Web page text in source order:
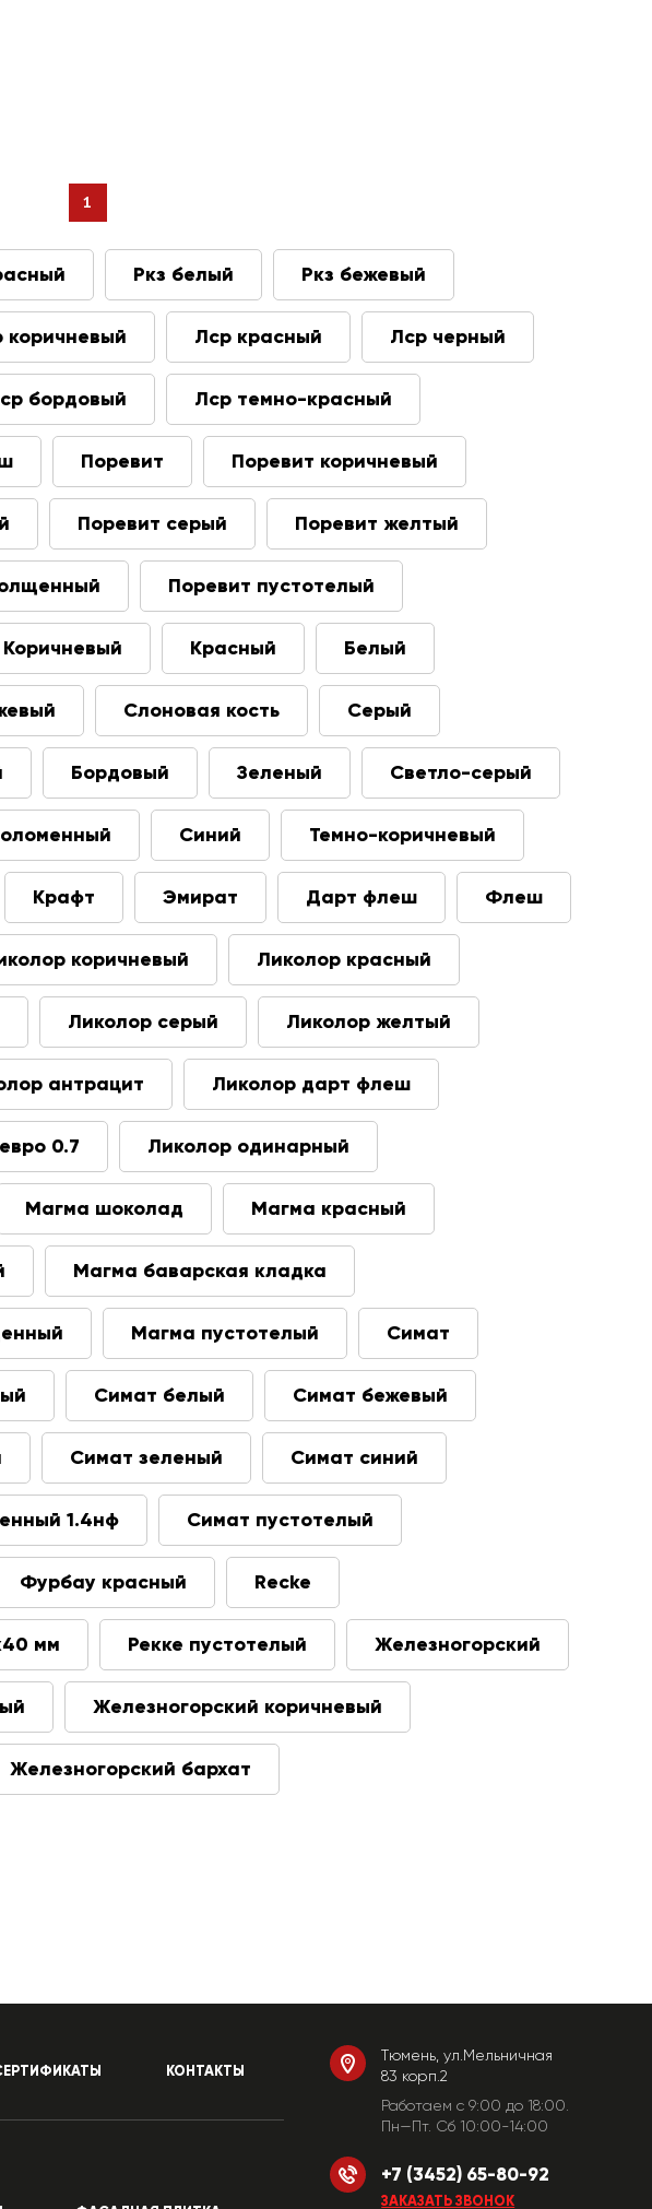
1
Ркз белый Ркз бежевый
коричневый Лср красный Лср черный
бордовый Лср темно-красный
Поревит Поревит коричневый
Поревит серый Поревит желтый
Поревит пустотелый
Коричневый Красный Белый
Слоновая кость Серый
Бордовый Зеленый Светло-серый
Синий Темно-коричневый
Крафт Эмират Дарт флеш Флеш
коричневый Ликолор красный
Ликолор серый Ликолор желтый
антрацит Ликолор дарт флеш
0.7 Ликолор одинарный
Магма шоколад Магма красный
Магма баварская кладка
Магма пустотелый Симат
Симат белый Симат бежевый
Симат зеленый Симат синий
1.4нф Симат пустотелый
Фурбау красный Recke
мм Рекке пустотелый Железногорский
Железногорский коричневый
Железногорский бархат
КОНТАКТЫ
Тюмень, ул.Мельничная
83 корп.2
Работаем c 9:00 до 18:00.
Пн—Пт. Сб 10:00-14:00
+7 (3452) 65-80-92
ЗАКАЗАТЬ ЗВОНОК